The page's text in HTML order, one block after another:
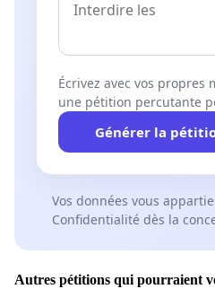
Écrivez avec vos propres
une pétition percutante
Générer la
Vos données vous
Confidentialité dès la
Autres pétitions qui pourraient